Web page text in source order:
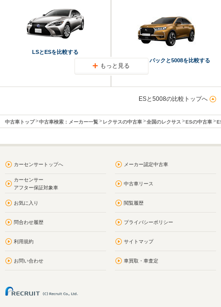
LSとESを比較する
DS7クロスバックと5008を比較する
もっと見る
ESと5008の比較トップへ
中古車トップ 中古車検索：メーカー一覧 レクサスの中古車 全国のレクサス ESの中古車
カーセンサートップへ メーカー認定中古車
カーセンサー
アフター保証対象車
中古車リース
お気に入り 閲覧履歴
問合わせ履歴 プライバシーポリシー
利用規約 サイトマップ
お問い合わせ 車買取・車査定